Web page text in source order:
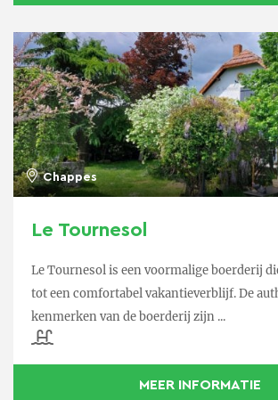
Chappes
Le Tournesol
Le Tournesol is een voormalige boerderij
tot een comfortabel vakantieverblijf. De
kenmerken van de boerderij zijn ...
MEER INFORMATIE